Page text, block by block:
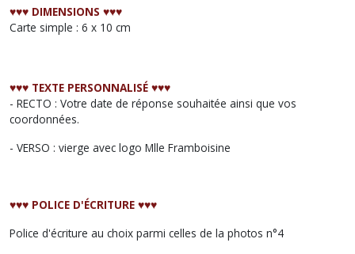
♥︎♥︎♥︎ DIMENSIONS ♥︎♥︎♥︎
Carte simple : 6 x 10 cm
♥︎♥︎♥︎ TEXTE PERSONNALISÉ ♥︎♥︎♥︎
- RECTO : Votre date de réponse souhaitée ainsi que vos
coordonnées.
- VERSO : vierge avec logo Mlle Framboisine
♥︎♥︎♥︎ POLICE D'ÉCRITURE ♥︎♥︎♥︎
Police d'écriture au choix parmi celles de la photos n°4